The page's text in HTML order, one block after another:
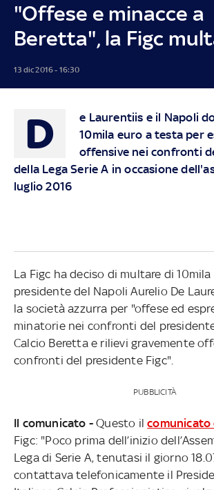
"Offese e minacce a
Beretta", la Figc
13 dic 2016 - 16:30
D
e Laurentiis e il Napoli
10mila euro a testa per
offensive nei confronti
della Lega Serie A in occasione
luglio 2016
La Figc ha deciso di multare di 10mila
presidente del Napoli Aurelio De
la società azzurra per "offese ed
minatorie nei confronti del
Calcio Beretta e rilievi gravemente
confronti del presidente Figc".
PUBBLICITÀ
Il comunicato -Questo il
Figc: "Poco prima dell’inizio
Lega di Serie A, tenutasi il giorno
contattava telefonicamente il